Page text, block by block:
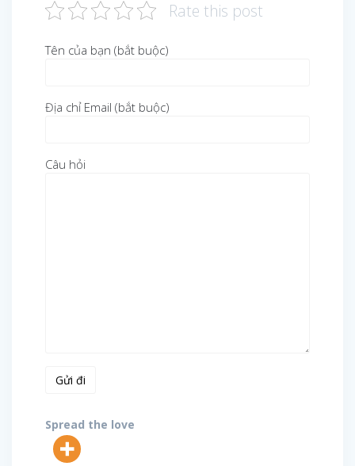
Rate this post
Tên của bạn (bắt buộc)
Địa chỉ Email (bắt buộc)
Câu hỏi
Spread the love